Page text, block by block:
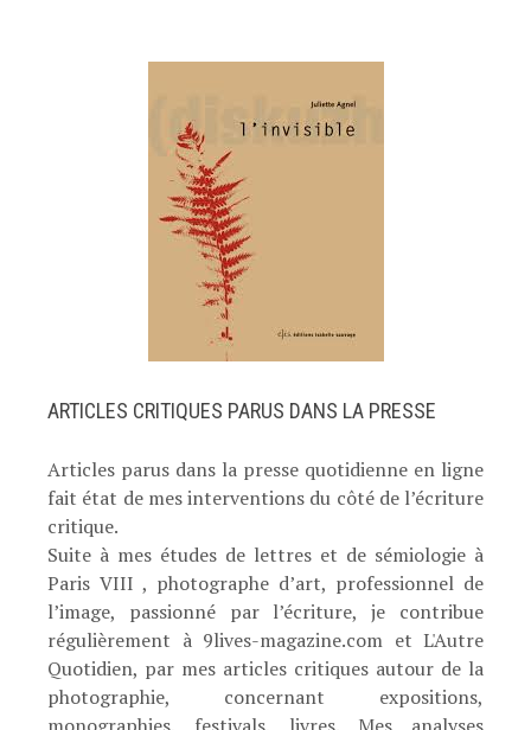
ARTICLES CRITIQUES PARUS DANS LA PRESSE
Articles parus dans la presse quotidienne en ligne
fait état de mes interventions du côté de l’écriture
critique.
Suite à mes études de lettres et de sémiologie à
Paris VIII , photographe d’art, professionnel de
l’image, passionné par l’écriture, je contribue
régulièrement à 9lives-magazine.com et L'Autre
Quotidien, par mes articles critiques autour de la
photographie, concernant expositions,